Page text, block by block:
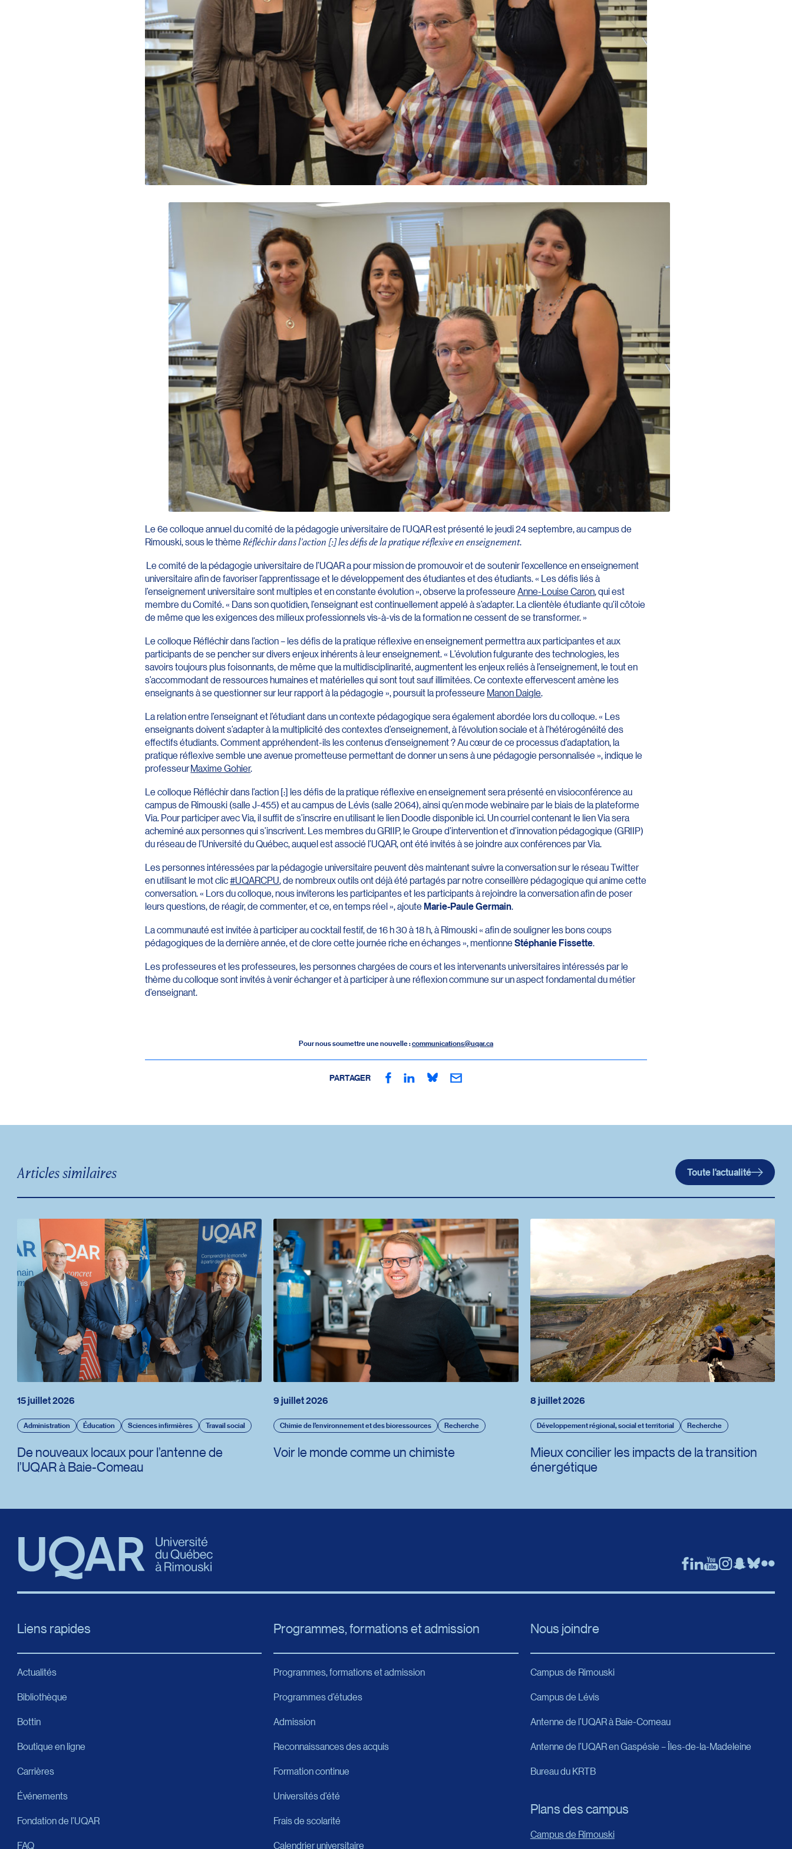
Le 6e colloque annuel du comité de la pédagogie universitaire de l’UQAR est présenté le jeudi 24 septembre, au campus de
Rimouski, sous le thème Réfléchir dans l’action [:] les défis de la pratique réflexive en enseignement.
Le comité de la pédagogie universitaire de l’UQAR a pour mission de promouvoir et de soutenir l’excellence en enseignement
universitaire afin de favoriser l’apprentissage et le développement des étudiantes et des étudiants. « Les défis liés à
l’enseignement universitaire sont multiples et en constante évolution », observe la professeureAnne-Louise Caron, qui est
membre du Comité. « Dans son quotidien, l’enseignant est continuellement appelé à s’adapter. La clientèle étudiante qu’il côtoie
de même que les exigences des milieux professionnels vis-à-vis de la formation ne cessent de se transformer. »
Le colloque Réfléchir dans l’action – les défis de la pratique réflexive en enseignement permettra aux participantes et aux
participants de se pencher sur divers enjeux inhérents à leur enseignement. « L’évolution fulgurante des technologies, les
savoirs toujours plus foisonnants, de même que la multidisciplinarité, augmentent les enjeux reliés à l’enseignement, le tout en
s’accommodant de ressources humaines et matérielles qui sont tout sauf illimitées. Ce contexte effervescent amène les
enseignants à se questionner sur leur rapport à la pédagogie », poursuit la professeure Manon Daigle.
La relation entre l’enseignant et l’étudiant dans un contexte pédagogique sera également abordée lors du colloque. « Les
enseignants doivent s’adapter à la multiplicité des contextes d’enseignement, à l’évolution sociale et à l’hétérogénéité des
effectifs étudiants. Comment appréhendent-ils les contenus d’enseignement ? Au cœur de ce processus d’adaptation, la
pratique réflexive semble une avenue prometteuse permettant de donner un sens à une pédagogie personnalisée », indique le
professeurMaxime Gohier.
Le colloque Réfléchir dans l’action [:] les défis de la pratique réflexive en enseignement sera présenté en visioconférence au
campus de Rimouski (salle J-455) et au campus de Lévis (salle 2064), ainsi qu’en mode webinaire par le biais de la plateforme
Via. Pour participer avec Via, il suffit de s’inscrire en utilisant le lien Doodle disponible ici. Un courriel contenant le lien Via sera
acheminé aux personnes qui s’inscrivent. Les membres du GRIIP, le Groupe d’intervention et d’innovation pédagogique (GRIIP)
du réseau de l’Université du Québec, auquel est associé l’UQAR, ont été invités à se joindre aux conférences par Via.
Les personnes intéressées par la pédagogie universitaire peuvent dès maintenant suivre la conversation sur le réseau Twitter
en utilisant le mot clic#UQARCPU, de nombreux outils ont déjà été partagés par notre conseillère pédagogique qui anime cette
conversation. « Lors du colloque, nous inviterons les participantes et les participants à rejoindre la conversation afin de poser
leurs questions, de réagir, de commenter, et ce, en temps réel », ajouteMarie-Paule Germain.
La communauté est invitée à participer au cocktail festif, de 16 h 30 à 18 h, à Rimouski « afin de souligner les bons coups
pédagogiques de la dernière année, et de clore cette journée riche en échanges », mentionneStéphanie Fissette.
Les professeures et les professeures, les personnes chargées de cours et les intervenants universitaires intéressés par le
thème du colloque sont invités à venir échanger et à participer à une réflexion commune sur un aspect fondamental du métier
d’enseignant.
Pour nous soumettre une nouvelle :communications@uqar.ca
PARTAGER
Articles similaires Toute l'actualité
15 juillet 2026
Administration Éducation Sciences infirmières Travail social
De nouveaux locaux pour l’antenne de
l’UQAR à Baie-Comeau
9 juillet 2026
Chimie de l’environnement et des bioressources Recherche
Voir le monde comme un chimiste
8 juillet 2026
Développement régional, social et territorial Recherche
Mieux concilier les impacts de la transition
énergétique
Liens rapides
Actualités
Bibliothèque
Bottin
Boutique en ligne
Carrières
Événements
Fondation de l’UQAR
FAQ
Programmes, formations et admission
Programmes, formations et admission
Programmes d’études
Admission
Reconnaissances des acquis
Formation continue
Universités d’été
Frais de scolarité
Calendrier universitaire
Nous joindre
Campus de Rimouski
Campus de Lévis
Antenne de l’UQAR à Baie-Comeau
Antenne de l’UQAR en Gaspésie – Îles-de-la-Madeleine
Bureau du KRTB
Plans des campus
Campus de Rimouski